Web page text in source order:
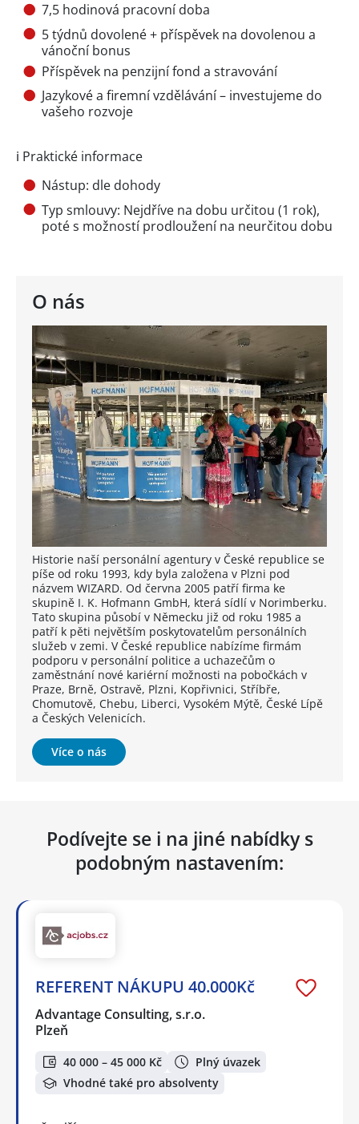
O nás
Historie naší personální agentury v České republice se
píše od roku 1993, kdy byla založena v Plzni pod
názvem WIZARD. Od června 2005 patří firma ke
skupině I. K. Hofmann GmbH, která sídlí v Norimberku.
Tato skupina působí v Německu již od roku 1985 a
patří k pěti největším poskytovatelům personálních
služeb v zemi. V České republice nabízíme firmám
podporu v personální politice a uchazečům o
zaměstnání nové kariérní možnosti na pobočkách v
Praze, Brně, Ostravě, Plzni, Kopřivnici, Stříbře,
Chomutově, Chebu, Liberci, Vysokém Mýtě, České Lípě
a Českých Velenicích.
Více o nás
7,5 hodinová pracovní doba
5 týdnů dovolené + příspěvek na dovolenou a
vánoční bonus
Příspěvek na penzijní fond a stravování
Jazykové a firemní vzdělávání – investujeme do
vašeho rozvoje
ℹ️ Praktické informace
Nástup: dle dohody
Typ smlouvy: Nejdříve na dobu určitou (1 rok),
poté s možností prodloužení na neurčitou dobu
Podívejte se i na jiné nabídky s
podobným nastavením:
REFERENT NÁKUPU 40.000Kč
Advantage Consulting, s.r.o.
Plzeň
40 000 – 45 000 Kč
Plný úvazek
Vhodné také pro absolventy